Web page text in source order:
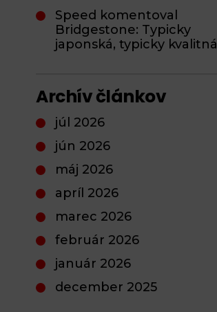
Speed komentoval
Bridgestone: Typicky
japonská, typicky kvalitná
Archív článkov
júl 2026
jún 2026
máj 2026
apríl 2026
marec 2026
február 2026
január 2026
december 2025